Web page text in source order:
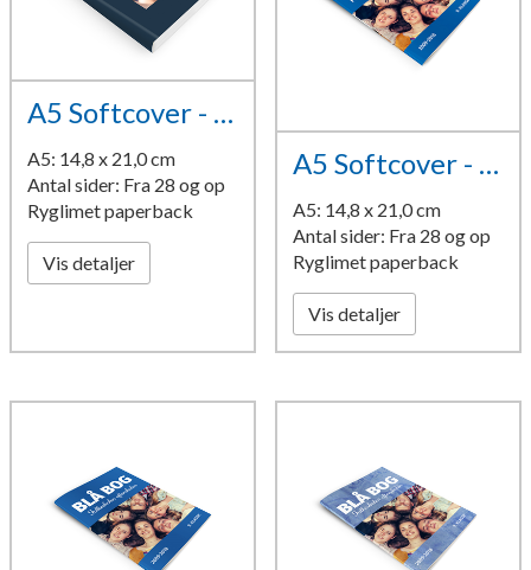
A5 Softcover - design 15
A5: 14,8 x 21,0 cm
Antal sider: Fra 28 og op
Ryglimet paperback
Vis detaljer
A5 Softcover - design 1
A5: 14,8 x 21,0 cm
Antal sider: Fra 28 og op
Ryglimet paperback
Vis detaljer